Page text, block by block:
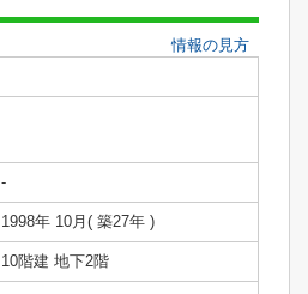
情報の見方
-
1998年 10月( 築27年 )
10階建 地下2階